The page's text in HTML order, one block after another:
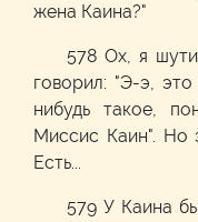
жена Каина?"
578 Ох, я
говорил: "Э-э,
нибудь такое,
Миссис Каин". Но
Есть...
579 У Каина